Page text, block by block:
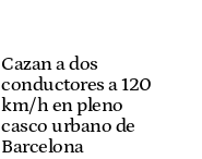
Cazan a dos
conductores a 120
km/h en pleno
casco urbano de
Barcelona